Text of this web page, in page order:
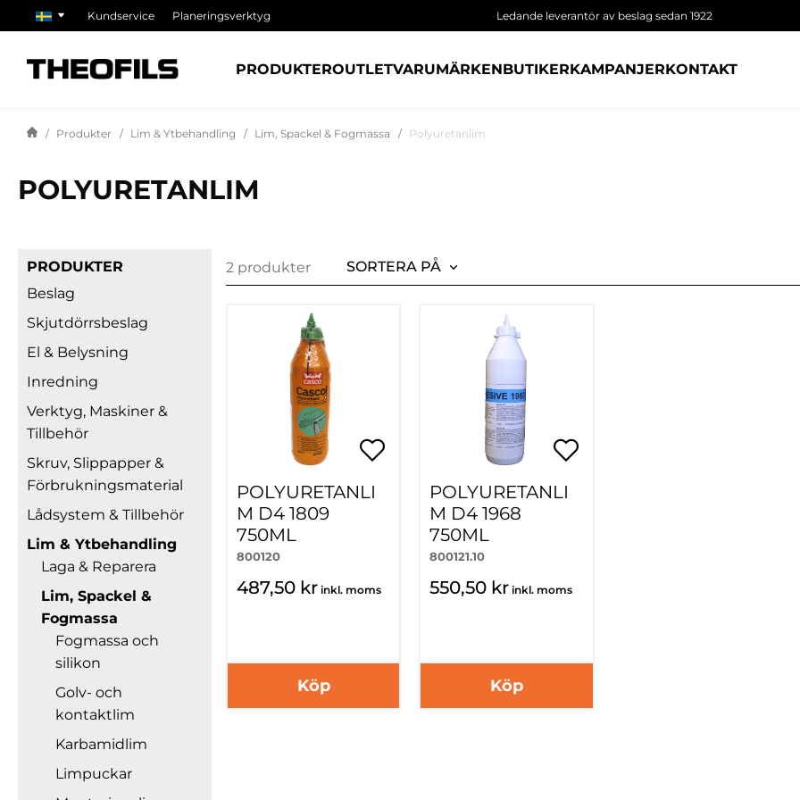
Kundservice Planeringsverktyg Ledande leverantör av beslag sedan 1922
PRODUKTEROUTLETVARUMÄRKENBUTIKERKAMPANJERKONTAKT
Produkter Lim & Ytbehandling Lim, Spackel & Fogmassa Polyuretanlim
POLYURETANLIM
PRODUKTER
Beslag
Skjutdörrsbeslag
El & Belysning
Inredning
Verktyg, Maskiner &
Tillbehör
Skruv, Slippapper &
Förbrukningsmaterial
Lådsystem & Tillbehör
Lim & Ytbehandling
Laga & Reparera
Lim, Spackel &
Fogmassa
Fogmassa och
silikon
Golv- och
kontaktlim
Karbamidlim
Limpuckar
2 produkter SORTERA PÅ
POLYURETANLI
M D4 1809
750ML
800120
487,50 kr inkl. moms
Köp
POLYURETANLI
M D4 1968
750ML
800121.10
550,50 kr inkl. moms
Köp